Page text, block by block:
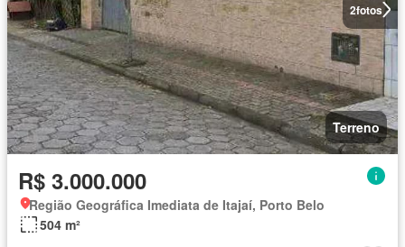
2fotos
Terreno
R$ 3.000.000
Região Geográfica Imediata de Itajaí, Porto Belo
504 m²